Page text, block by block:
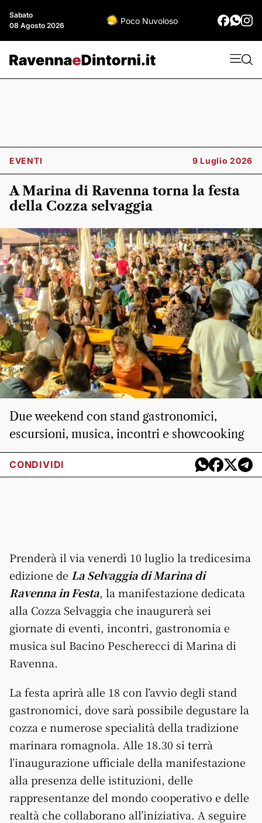
Sabato
08 Agosto 2026
Poco Nuvoloso
EVENTI 9 Luglio 2026
A Marina di Ravenna torna la festa
della Cozza selvaggia
Due weekend con stand gastronomici,
escursioni, musica, incontri e showcooking
CONDIVIDI
Prenderà il via venerdì 10 luglio la tredicesima
edizione de La Selvaggia di Marina di
Ravenna in Festa, la manifestazione dedicata
alla Cozza Selvaggia che inaugurerà sei
giornate di eventi, incontri, gastronomia e
musica sul Bacino Pescherecci di Marina di
Ravenna.
La festa aprirà alle 18 con l’avvio degli stand
gastronomici, dove sarà possibile degustare la
cozza e numerose specialità della tradizione
marinara romagnola. Alle 18.30 si terrà
l’inaugurazione ufficiale della manifestazione
alla presenza delle istituzioni, delle
rappresentanze del mondo cooperativo e delle
realtà che collaborano all’iniziativa. A seguire